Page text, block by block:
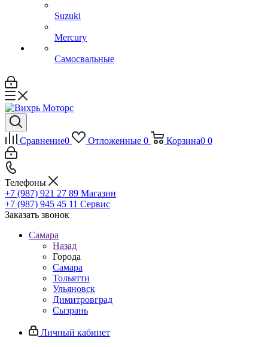
Suzuki
Mercury
Самосвальные
Сравнение0 Отложенные 0 Корзина0 0
Телефоны
+7 (987) 921 27 89 Магазин
+7 (987) 945 45 11 Сервис
Заказать звонок
Самара
Назад
Города
Самара
Тольятти
Ульяновск
Димитровград
Сызрань
Личный кабинет